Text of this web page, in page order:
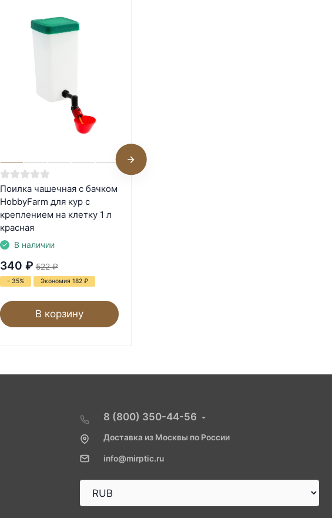
Поилка чашечная с бачком
HobbyFarm для кур с
креплением на клетку 1 л
красная
В наличии
340 ₽ 522 ₽
- 35% Экономия 182 ₽
В корзину
8 (800) 350-44-56
Доставка из Москвы по России
info@mirptic.ru